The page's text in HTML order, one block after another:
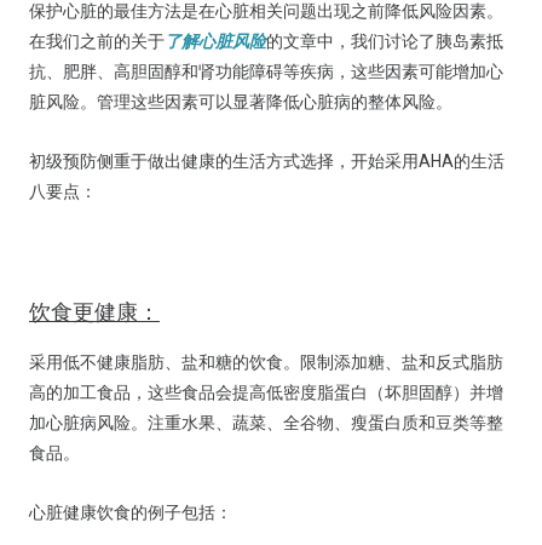
保护心脏的最佳方法是在心脏相关问题出现之前降低风险因素。
在我们之前的关于了解心脏风险的文章中，我们讨论了胰岛素抵
抗、肥胖、高胆固醇和肾功能障碍等疾病，这些因素可能增加心
脏风险。管理这些因素可以显著降低心脏病的整体风险。
初级预防侧重于做出健康的生活方式选择，开始采用AHA的生活
八要点：
饮食更健康：
采用低不健康脂肪、盐和糖的饮食。限制添加糖、盐和反式脂肪
高的加工食品，这些食品会提高低密度脂蛋白（坏胆固醇）并增
加心脏病风险。注重水果、蔬菜、全谷物、瘦蛋白质和豆类等整
食品。
心脏健康饮食的例子包括：